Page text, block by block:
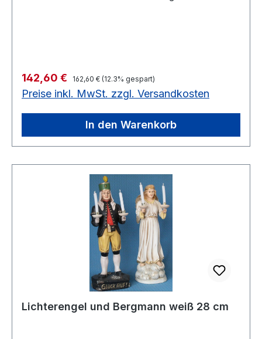
Verkaufspreis:
142,60 € Regulärer Preis:
162,60 € (12.3% gespart)
Preise inkl. MwSt. zzgl. Versandkosten
In den Warenkorb
Lichterengel und Bergmann weiß 28 cm